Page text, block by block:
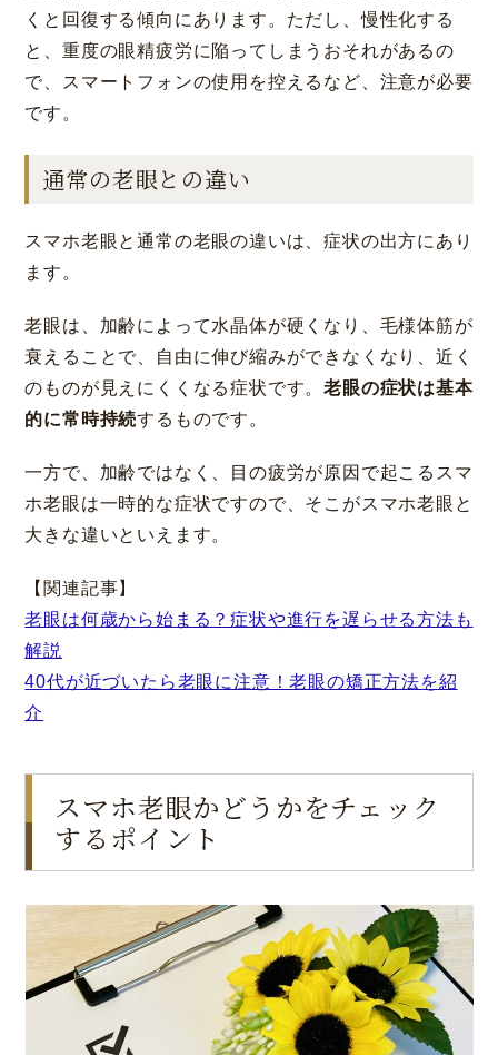
くと回復する傾向にあります。ただし、慢性化する
と、重度の眼精疲労に陥ってしまうおそれがあるの
で、スマートフォンの使用を控えるなど、注意が必要
です。
通常の老眼との違い
スマホ老眼と通常の老眼の違いは、症状の出方にあり
ます。
老眼は、加齢によって水晶体が硬くなり、毛様体筋が
衰えることで、自由に伸び縮みができなくなり、近く
のものが見えにくくなる症状です。老眼の症状は基本
的に常時持続するものです。
一方で、加齢ではなく、目の疲労が原因で起こるスマ
ホ老眼は一時的な症状ですので、そこがスマホ老眼と
大きな違いといえます。
【関連記事】
老眼は何歳から始まる？症状や進行を遅らせる方法も
解説
40代が近づいたら老眼に注意！老眼の矯正方法を紹
介
スマホ老眼かどうかをチェック
するポイント